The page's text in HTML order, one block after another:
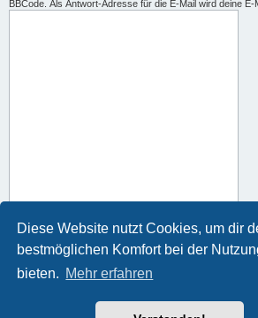
Diese Website nutzt Cookies, um dir
bestmöglichen Komfort bei der
bieten. Mehr erfahren
BBCode. Als Antwort-Adresse für die E-Mail wird deine E-